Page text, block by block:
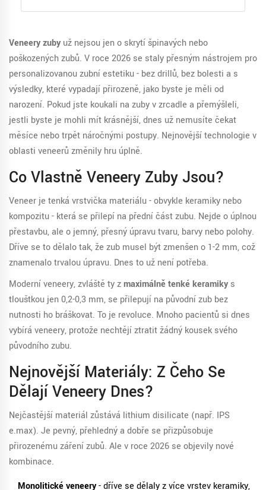
Veneery zuby už nejsou jen o skrytí špinavých nebo
poškozených zubů. V roce 2026 se staly přesným nástrojem pro
personalizovanou zubní estetiku - bez drillů, bez bolesti a s
výsledky, které vypadají přirozeně, jako byste je měli od
narození. Pokud jste koukali na zuby v zrcadle a přemýšleli,
jestli byste je mohli mít krásnější, dnes už nemusíte čekat
měsíce nebo trpět náročnými postupy. Nejnovější technologie v
oblasti veneerů změnily hru úplně.
Co Vlastně Veneery Zuby Jsou?
Veneer je tenká vrstvička materiálu - obvykle keramiky nebo
kompozitu - která se přilepí na přední část zubu. Nejde o úplnou
přestavbu, ale o jemný, přesný úpravu tvaru, barvy nebo polohy.
Dříve se to dělalo tak, že zub musel být zmenšen o 1-2 mm, což
znamenalo trvalou úpravu. Dnes to už není potřeba.
Moderní veneery, zvláště ty zmaximálně tenké keramiky s
tloušťkou jen 0,2-0,3 mm, se přilepují na původní zub bez
nutnosti ho bráškovat. To je revoluce. Mnoho pacientů si dnes
vybírá veneery, protože nechtějí ztratit žádný kousek svého
původního zubu.
Nejnovější Materiály: Z Čeho Se
Dělají Veneery Dnes?
Nejčastější materiál zůstává lithium disilicate (např. IPS
e.max). Je pevný, přehledný a dobře se přizpůsobuje
přirozenému záření zubů. Ale v roce 2026 se objevily nové
kombinace.
Monolitické veneery- dříve se dělaly z více vrstev keramiky,